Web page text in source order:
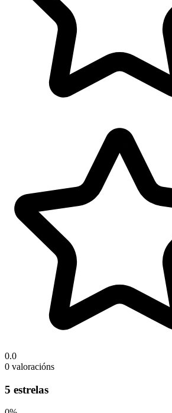
0.0
0 valoracións
5 estrelas